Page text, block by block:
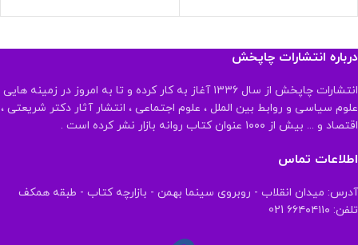
درباره انتشارات چاپخش
انتشارات چاپخش از سال ۱۳۳۶ آغاز به کار کرده و تا به امروز در زمینه هایی
علوم سیاسی و روابط بین الملل ، علوم اجتماعی ، انتشار آثار دکتر شریعتی ،
اقتصاد و ... بیش از ۱۰۰۰ عنوان کتاب روانه بازار نشر کرده است .
اطلاعات تماس
آدرس: میدان انقلاب - روبروی سینما بهمن - بازارچه کتاب - طبقه همکف
تلفن: ۶۶۴۰۴۱۱۰ 021